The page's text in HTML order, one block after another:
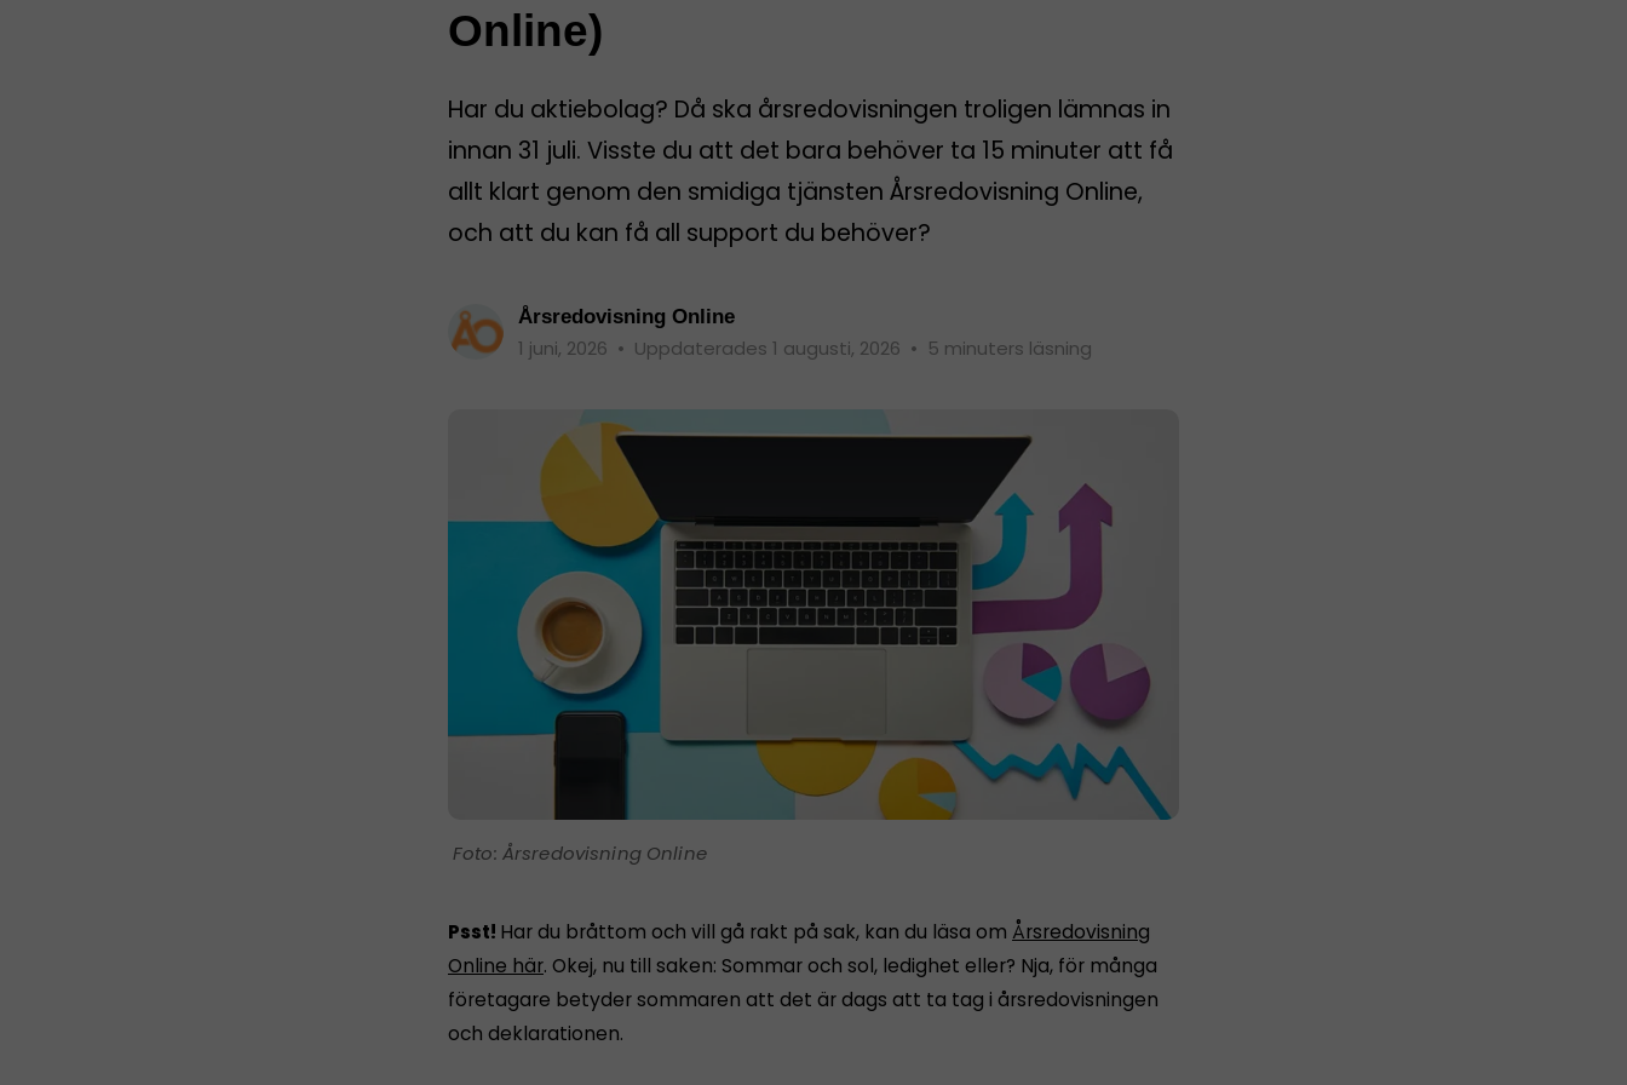
Online)
Har du aktiebolag? Då ska årsredovisningen troligen lämnas in
innan 31 juli. Visste du att det bara behöver ta 15 minuter att få
allt klart genom den smidiga tjänsten Årsredovisning Online,
och att du kan få all support du behöver?
Årsredovisning Online
1 juni, 2026 • Uppdaterades 1 augusti, 2026 • 5 minuters läsning
Årsredovisning Online
Psst! Har du bråttom och vill gå rakt på sak, kan du läsa om Årsredovisning
Online här. Okej, nu till saken: Sommar och sol, ledighet eller? Nja, för många
företagare betyder sommaren att det är dags att ta tag i årsredovisningen
och deklarationen.